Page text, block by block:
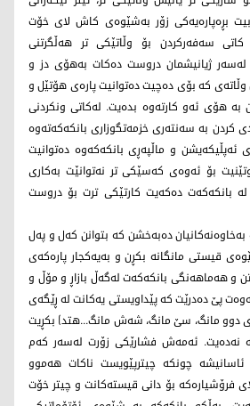
بڕەپارەیەکی زۆر بەشێوەی کاش لای خۆت
سەفەرکردن بۆ وڵاتێکی تر هەڵگرتنی
لەسەر ژیانیشمان دروست دەکات بەهۆی دز و
وڵاتەی کە بۆی دەچیت دەتوانیت پارەی هۆتێل و
هۆی ئەو کارتەوە بدەیت. لەکاتی ونکردنی
کردن بە سەنتەری خزمەتگوزاری بانکەکەتەوە
ئەپڵیکەیشن و ماڵپەڕی بانکەکەوە دەتوانیت
بۆ ئەوەی کەسێکی تر نەتوانێت بەکاری
لە بانکەکەت دەکەیت کارتێکی ترت بۆ دروست
بەخاوەنەکانیان دەبەخشن کە بتوانن کەل و پەل
قیستی مانگانە بکڕن و بەیەکجار پارەکەی
و هەماهەنگی بانکەکەت لەگەڵ بازاڕ و مۆڵ و
پێ دەدرێت کە پێداویستی یەکانت لە ڕێگەی
دوو مانگ، سێ مانگ، شەش مانگ...هتد) بکڕیت
نەدەیت. ئەمەش فشارێکی زۆرت لەسەر کەم
ئاسانیشە چونکە چیترپێویست ناکات هەموو
فرۆشیارەکە بۆ دانی قیستەکانت و چیتر خۆت